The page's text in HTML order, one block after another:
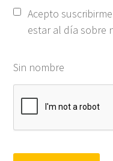
Acepto
estar al día sobre
Sin nombre